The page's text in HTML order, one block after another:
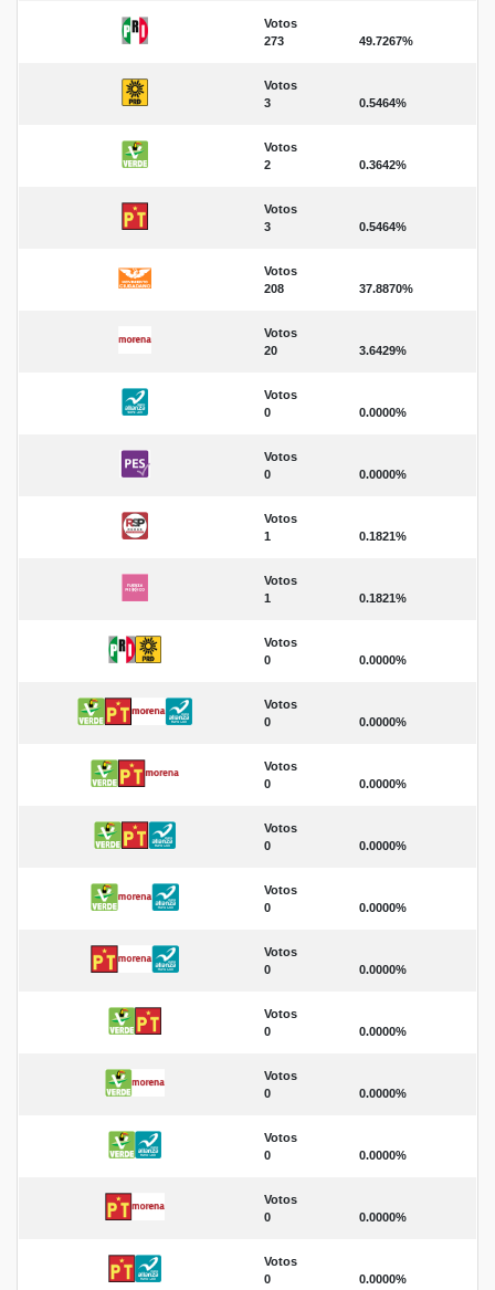
Votos
273
49.7267%
Votos
3
0.5464%
Votos
2
0.3642%
Votos
3
0.5464%
Votos
208
37.8870%
Votos
20
3.6429%
Votos
0
0.0000%
Votos
0
0.0000%
Votos
1
0.1821%
Votos
1
0.1821%
Votos
0
0.0000%
Votos
0
0.0000%
Votos
0
0.0000%
Votos
0
0.0000%
Votos
0
0.0000%
Votos
0
0.0000%
Votos
0
0.0000%
Votos
0
0.0000%
Votos
0
0.0000%
Votos
0
0.0000%
Votos
0
0.0000%